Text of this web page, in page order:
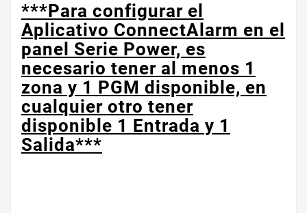
***Para configurar el
Aplicativo ConnectAlarm en el
panel Serie Power, es
necesario tener al menos 1
zona y 1 PGM disponible, en
cualquier otro tener
disponible 1 Entrada y 1
Salida***